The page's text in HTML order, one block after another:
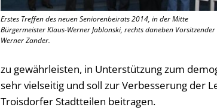
Erstes Treffen des neuen Seniorenbeirats 2014, in der Mitte
Bürgermeister Klaus-Werner Jablonski, rechts daneben Vorsitzender
Werner Zander.
zu gewährleisten, in Unterstützung zum
sehr vielseitig und soll zur Verbesserung der
Troisdorfer Stadtteilen beitragen.